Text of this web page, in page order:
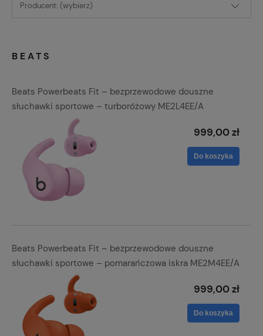
Producent: (wybierz)
BEATS
Beats Powerbeats Fit – bezprzewodowe douszne
słuchawki sportowe – turboróżowy ME2L4EE/A
999,00 zł
Do koszyka
Beats Powerbeats Fit – bezprzewodowe douszne
słuchawki sportowe – pomarańczowa iskra ME2M4EE/A
999,00 zł
Do koszyka